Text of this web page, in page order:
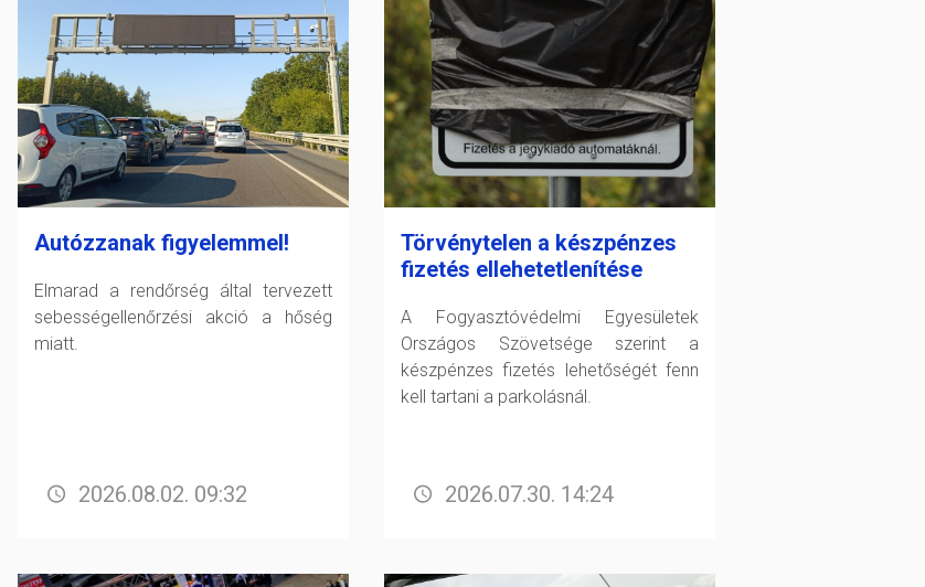
Autózzanak figyelemmel!
Elmarad a rendőrség által tervezett
sebességellenőrzési akció a hőség
miatt.
2026.08.02. 09:32
Törvénytelen a készpénzes
fizetés ellehetetlenítése
A Fogyasztóvédelmi Egyesületek
Országos Szövetsége szerint a
készpénzes fizetés lehetőségét fenn
kell tartani a parkolásnál.
2026.07.30. 14:24